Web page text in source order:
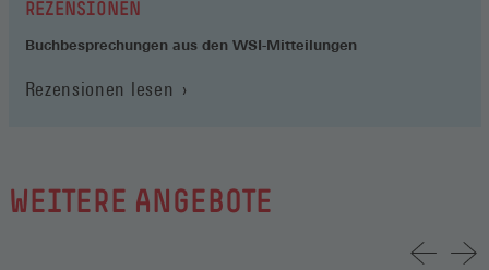
REZENSIONEN
Buchbesprechungen aus den WSI-Mitteilungen
Rezensionen lesen
WEITERE ANGEBOTE